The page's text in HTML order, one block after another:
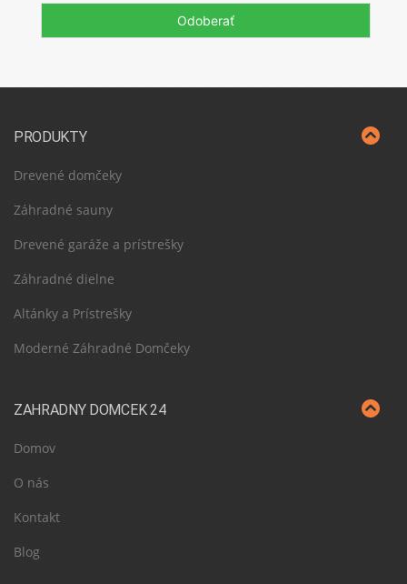
PRODUKTY
Drevené domčeky
Záhradné sauny
Drevené garáže a prístrešky
Záhradné dielne
Altánky a Prístrešky
Moderné Záhradné Domčeky
ZAHRADNY DOMCEK 24
Domov
O nás
Kontakt
Blog